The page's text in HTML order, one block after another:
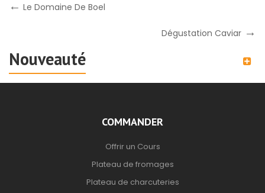
Le Domaine De Boel
Dégustation Caviar
Nouveauté
COMMANDER
Offrir un Cours
Plateau de fromages
Plateau de charcuteries